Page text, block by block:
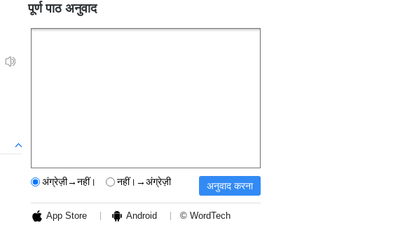
पूर्ण पाठ अनुवाद
अंग्रेज़ी→नहीं। नहीं।→अंग्रेज़ी
App Store Android © WordTech